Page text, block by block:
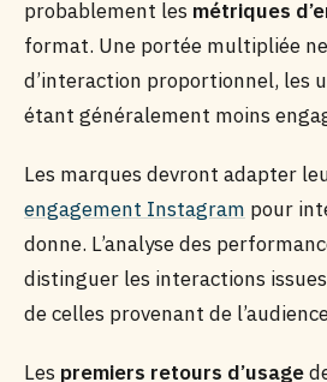
probablement les métriques
format. Une portée multipliée
d’interaction proportionnel, les
étant généralement moins
Les marques devront adapter
engagement Instagram pour
donne. L’analyse des
distinguer les interactions
de celles provenant de
Les premiers retours d’usage